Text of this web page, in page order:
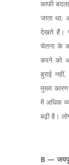
काफी
जाता था;
देखते हैं।
चेतना के
करने को
बुराई
मुख्य
में अधिक
बढ़ी है।
B —